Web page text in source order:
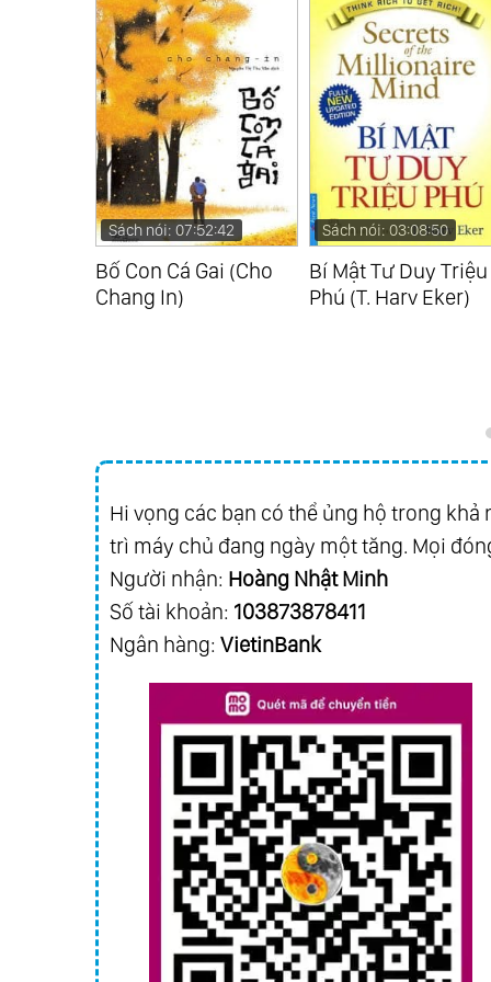
Sách nói: 07:52:42
Bố Con Cá Gai (Cho
Chang In)
Sách nói: 03:08:50
Bí Mật Tư Duy Triệu
Phú (T. Harv Eker)
Hi vọng các bạn có thể ủng hộ trong
trì máy chủ đang ngày một tăng. Mọi
Người nhận: Hoàng Nhật Minh
Số tài khoản: 103873878411
Ngân hàng: VietinBank